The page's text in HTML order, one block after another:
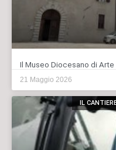
Il Museo Diocesano di
21 Maggio 2026
IL